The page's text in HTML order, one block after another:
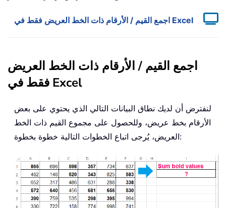
اجمع القيم / الأرقام ذات الخط العريض فقط في Excel
اجمع القيم / الأرقام ذات الخط العريض
فقط في Excel
لنفترض أن لديك نطاق البيانات التالي الذي يحتوي على بعض
الأرقام بخط عريض، وللحصول على مجموع القيم ذات الخط
العريض، يُرجى اتباع الخطوات التالية خطوة بخطوة: